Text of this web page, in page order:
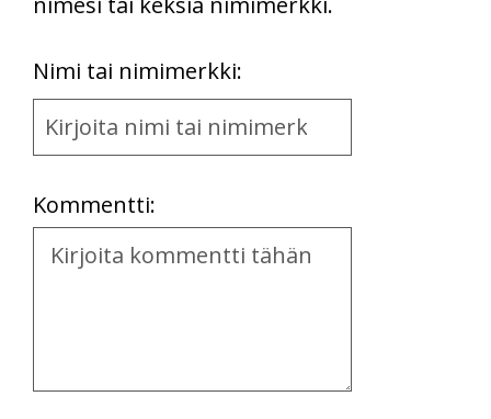
Nimi tai nimimerkki:
Name
and
Kommentti:
Kommentti